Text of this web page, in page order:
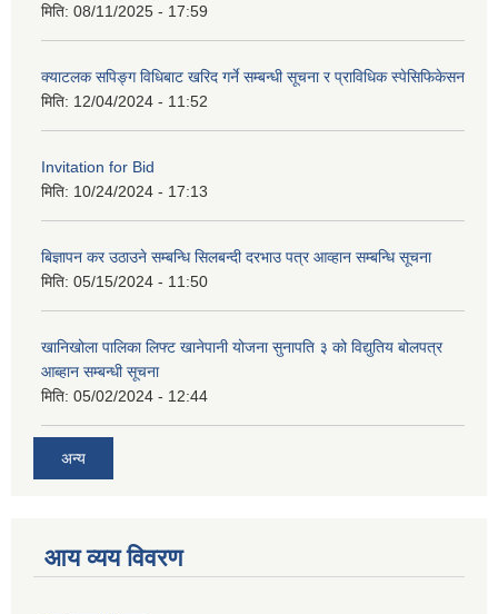
मिति: 08/11/2025 - 17:59
क्याटलक सपिङ्ग विधिबाट खरिद गर्ने सम्बन्धी सूचना र प्राविधिक स्पेसिफिकेसन
मिति: 12/04/2024 - 11:52
Invitation for Bid
मिति: 10/24/2024 - 17:13
बिज्ञापन कर उठाउने सम्बन्धि सिलबन्दी दरभाउ पत्र आव्हान सम्बन्धि सूचना
मिति: 05/15/2024 - 11:50
खानिखोला पालिका लिफ्ट खानेपानी योजना सुनापति ३ को विद्युतिय बोलपत्र
आब्हान सम्बन्धी सूचना
मिति: 05/02/2024 - 12:44
अन्य
आय व्यय विवरण